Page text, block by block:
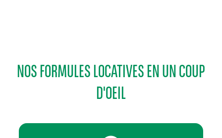
NOS FORMULES LOCATIVES EN UN COUP
D'OEIL